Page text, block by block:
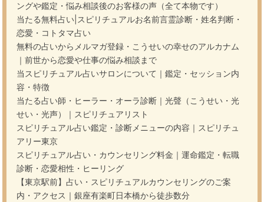
ングや鑑定・悩み相談後のお客様の声（全て本物です）
当たる無料占い|スピリチュアルお名前言霊診断・姓名判断・
恋愛・コトタマ占い
無料の占いからメルマガ登録・こうせいの幸せのアルカナム
｜前世から恋愛や仕事の悩み相談まで
当スピリチュアル占いサロンについて｜鑑定・セッション内
容・特徴
当たる占い師・ヒーラー・オーラ診断｜光聲（こうせい・光
せい・光声）｜スピリチュアリスト
スピリチュアル占い鑑定・診断メニューの内容｜スピリチュ
アリー東京
スピリチュアル占い・カウンセリング料金｜運命鑑定・転職
診断・恋愛相性・ヒーリング
【東京駅前】占い・スピリチュアルカウンセリングのご案
内・アクセス｜銀座有楽町日本橋から徒歩数分